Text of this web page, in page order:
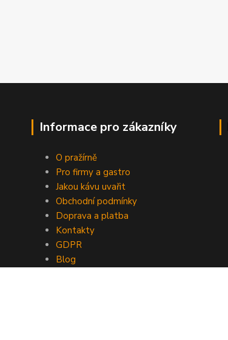
Informace pro zákazníky
O pražírně
Pro firmy a gastro
Jakou kávu uvařit
Obchodní podmínky
Doprava a platba
Kontakty
GDPR
Blog